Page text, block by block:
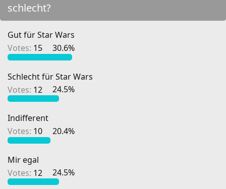
a
d
s
t
a
t
e
r
d
a
t
e
schlecht?
Gut für Star Wars
Votes: 15 30.6%
Schlecht für Star Wars
Votes: 12 24.5%
Indifferent
Votes: 10 20.4%
Mir egal
Votes: 12 24.5%